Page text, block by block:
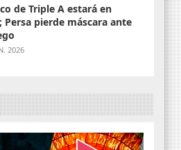
de Triple A estará en
2026